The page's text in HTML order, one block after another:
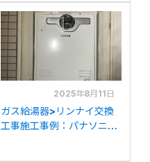
V2403AT2-3からリンナ
イRUFH-A2400AT2-
3(A)への交換
2025年8月11日
ガス給湯器>リンナイ交換
工事施工事例：パナソニッ